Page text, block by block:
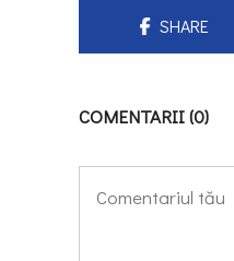
SHARE
COMENTARII (0)